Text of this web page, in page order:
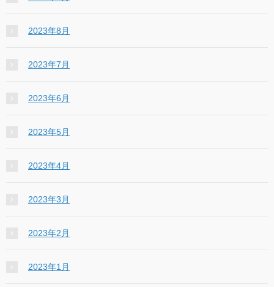
2023年8月
2023年7月
2023年6月
2023年5月
2023年4月
2023年3月
2023年2月
2023年1月